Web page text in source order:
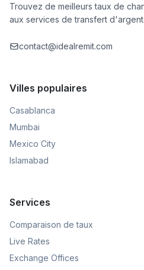
Trouvez de meilleurs taux de
aux services de transfert d'argent.
contact@idealremit.com
Villes populaires
Casablanca
Mumbai
Mexico City
Islamabad
Services
Comparaison de taux
Live Rates
Exchange Offices